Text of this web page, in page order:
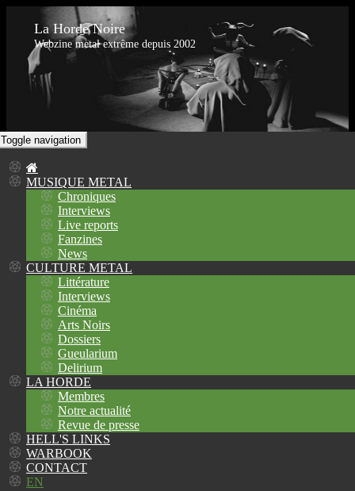
La Horde Noire
Webzine metal extrême depuis 2002
Toggle navigation
MUSIQUE METAL
Chroniques
Interviews
Live reports
Fanzines
News
CULTURE METAL
Littérature
Interviews
Cinéma
Arts Noirs
Dossiers
Gueularium
Delirium
LA HORDE
Membres
Notre actualité
Revue de presse
HELL'S LINKS
WARBOOK
CONTACT
EN